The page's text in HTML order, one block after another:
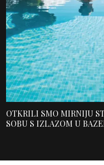
OTKRILI SMO MIRNIJU
SOBU S IZLAZOM U